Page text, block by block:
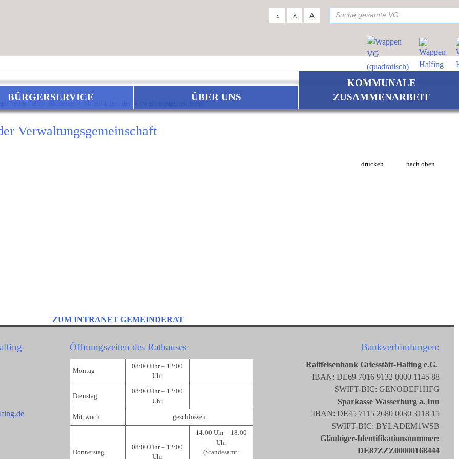
A A A
BÜRGERSERVICE ÜBER UNS
KOMMUNALE
ZUSAMMENARBEIT
>Aktuelles >Mitteilungen der Verwaltungsgemeinschaft
Verwaltungsgemeinschaft
drucken nach oben
ZUM INTRANET GEMEINDERAT
Öffnungszeiten des Rathauses
Montag
08:00 Uhr – 12:00
Uhr
Dienstag
08:00 Uhr – 12:00
Uhr
Mittwoch geschlossen
Donnerstag
08:00 Uhr – 12:00
Uhr
14:00 Uhr – 18:00
Uhr
(Standesamt:
Bankverbindungen:
Raiffeisenbank Griesstätt-Halfing e.G.
IBAN: DE69 7016 9132 0000 1145 88
SWIFT-BIC: GENODEF1HFG
Sparkasse Wasserburg a. Inn
IBAN: DE45 7115 2680 0030 3118 15
SWIFT-BIC: BYLADEM1WSB
Gläubiger-Identifikationsnummer:
DE87ZZZ00000168444